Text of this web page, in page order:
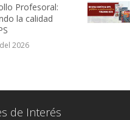
Profesoral:
la calidad
2026
de Interés